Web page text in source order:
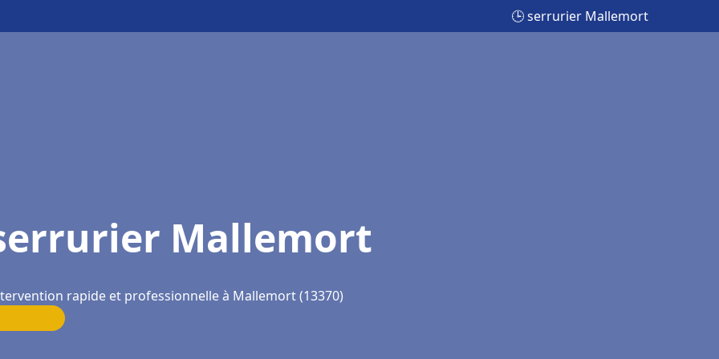
🕒 serrurier Mallemort
Mallemort
rapide et professionnelle à Mallemort (13370)